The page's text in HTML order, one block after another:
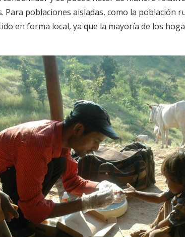
Para poblaciones aisladas, como la población
en forma local, ya que la mayoría de los